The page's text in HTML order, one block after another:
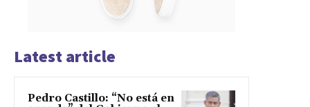
Latest article
Pedro Castillo: “No está en